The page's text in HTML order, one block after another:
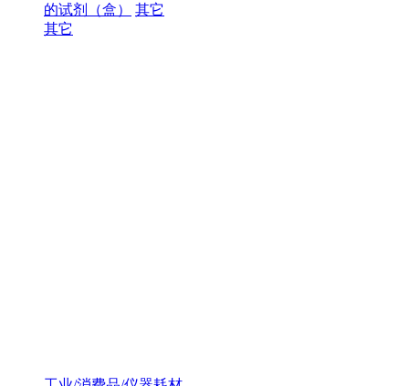
的试剂（盒）
其它
其它